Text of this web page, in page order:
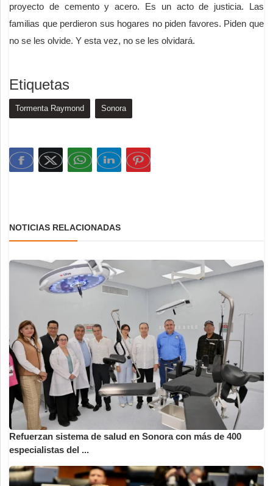
proyecto de cemento y acero. Es un acto de justicia. Las
familias que perdieron sus hogares no piden favores. Piden que
no se les olvide. Y esta vez, no se les olvidará.
Etiquetas
Tormenta Raymond Sonora
NOTICIAS RELACIONADAS
Refuerzan sistema de salud en Sonora con más de 400
especialistas del ...